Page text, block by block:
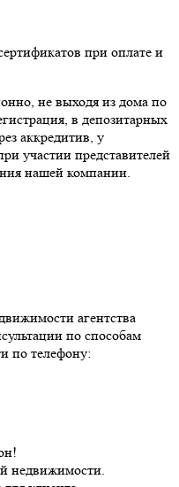
при оплате и
не выходя из дома по
в депозитарных
аккредитив, у
участии представителей
нашей компании.
агентства
по способам
по телефону:
недвижимости.